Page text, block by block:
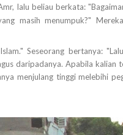
lalu beliau berkata:
masih menumpuk?"
Seseorang bertanya:
daripadanya. Apabila kalian
menjulang tinggi melebihi